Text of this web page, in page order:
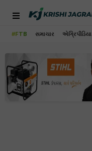
#FTB સમાચાર એગ્રિપીડિયા